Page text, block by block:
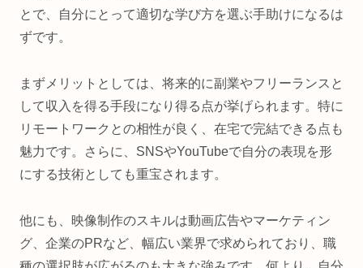
とで、自分にとって適切な学び方を選ぶ手助けになるは
ずです。
まずメリットとしては、将来的に副業やフリーランスと
して収入を得る手段になり得る点が挙げられます。特に
リモートワークとの相性が良く、在宅で完結できる点も
魅力です。さらに、SNSやYouTubeで自分の表現を形
にする技術としても重宝されます。
他にも、映像制作のスキルは動画広告やマーケティン
グ、企業のPRなど、幅広い業界で求められており、職